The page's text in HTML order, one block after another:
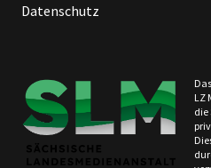
Datenschutz
LZ
die